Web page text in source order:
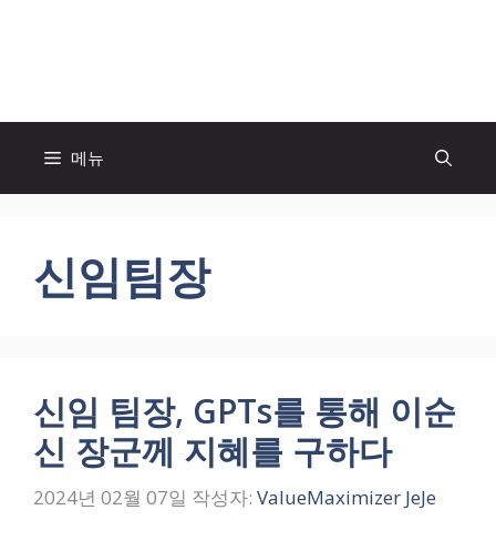
건
메뉴
신임팀장
신임 팀장, GPTs를 통해 이순
신 장군께 지혜를 구하다
2024년 02월 07일 작성자: ValueMaximizer JeJe